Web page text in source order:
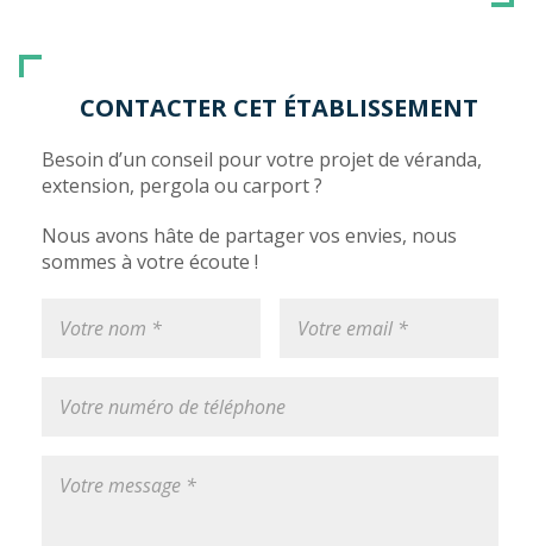
CONTACTER CET ÉTABLISSEMENT
Besoin d’un conseil pour votre projet de véranda,
extension, pergola ou carport ?
Nous avons hâte de partager vos envies, nous
sommes à votre écoute !